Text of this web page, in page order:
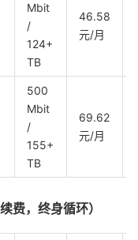
Mbit
/
124+
TB
46.58
元/月
500
Mbit
/
155+
TB
69.62
元/月
费， 终身循环）